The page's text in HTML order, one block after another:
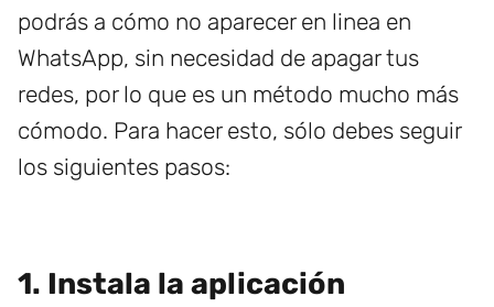
podrás a cómo no aparecer en linea en
WhatsApp, sin necesidad de apagar tus
redes, por lo que es un método mucho más
cómodo. Para hacer esto, sólo debes seguir
los siguientes pasos:
1. Instala la aplicación